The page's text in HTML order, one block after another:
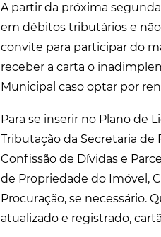
A partir da próxima
em débitos tributários e
convite para participar do
receber a carta o
Municipal caso optar por
Para se inserir no Plano de
Tributação da Secretaria de
Confissão de Dívidas e
de Propriedade do Imóvel,
Procuração, se necessário.
atualizado e registrado,